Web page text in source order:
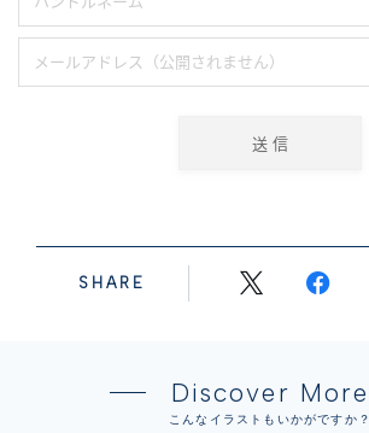
SHARE
Discover More
こんなイラストもいかがですか？